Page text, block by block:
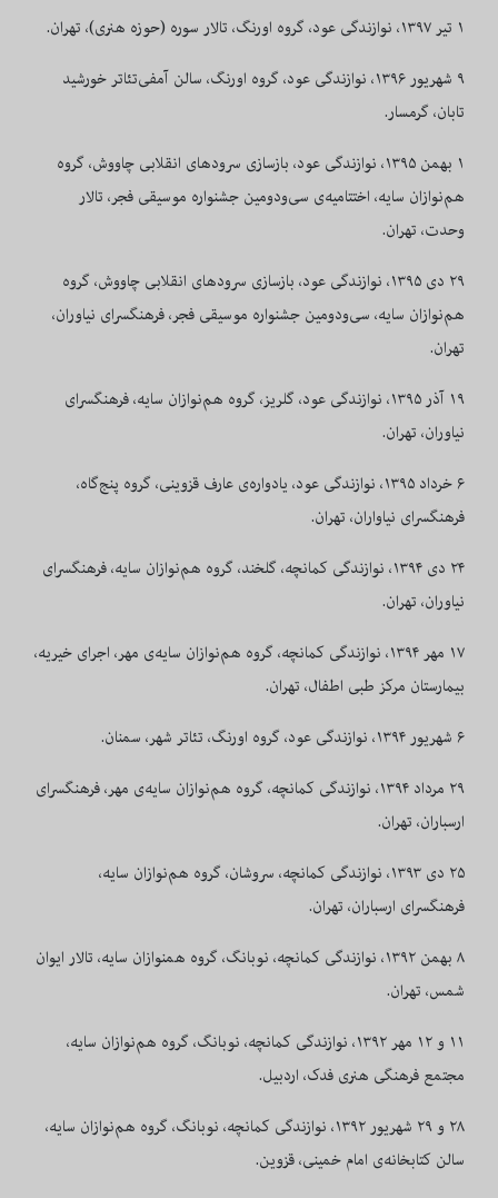
۱ تیر ۱۳۹۷، نوازندگی عود، گروه اورنگ، تالار سوره (حوزه هنری)، تهران.
۹ شهریور ۱۳۹۶، نوازندگی عود، گروه اورنگ، سالن آمفی‌تئاتر خورشید
تابان، گرمسار.
۱ بهمن ۱۳۹۵، نوازندگی عود، بازسازی سرودهای انقلابی چاووش، گروه
هم‌نوازان سایه، اختتامیه‌ی سی‌و‌دومین جشنواره موسیقی فجر، تالار
وحدت، تهران.
۲۹ دی ۱۳۹۵، نوازندگی عود، بازسازی سرودهای انقلابی چاووش، گروه
هم‌نوازان سایه، سی‌و‌دومین جشنواره موسیقی فجر، فرهنگسرای نیاوران،
تهران.
۱۹ آذر۱۳۹۵، نوازندگی عود، گلریز، گروه هم‌نوازان سایه، فرهنگسرای
نیاوران، تهران.
۶ خرداد ۱۳۹۵،
نوازندگی عود، یادواره‌ی عارف قزوینی، گروه پنج‌گاه،
فرهنگسرای نیاواران، تهران.
۲۴ دی ۱۳۹۴، نوازندگی کمانچه، گلخند، گروه هم‌نوازان سایه، فرهنگسرای
نیاوران، تهران.
۱۷ مهر۱۳۹۴، نوازندگی کمانچه، گروه هم‌نوازان سایه‌ی مهر، اجرای خیریه،
بیمارستان مرکز طبی اطفال، تهران.
۶ شهریور ۱۳۹۴، نوازندگی عود، گروه اورنگ، تئاتر شهر، سمنان.
۲۹ مرداد ۱۳۹۴،
نوازندگی کمانچه، گروه هم‌نوازان سایه‌ی مهر، فرهنگسرای
ارسباران، تهران.
۲۵ دی ۱۳۹۳،
نوازندگی کمانچه، سروشان، گروه هم‌نوازان سایه،
فرهنگسرای ارسباران، تهران.
۸ بهمن ۱۳۹۲، نوازندگی کمانچه، نوبانگ، گروه همنوازان سایه، تالار ایوان
شمس، تهران.
۱۱ و۱۲ مهر۱۳۹۲، نوازندگی کمانچه، نوبانگ، گروه هم‌نوازان سایه،
مجتمع فرهنگی هنری فدک، اردبیل.
۲۸ و ۲۹ شهریور۱۳۹۲، نوازندگی کمانچه، نوبانگ، گروه هم‌نوازان سایه،
سالن کتابخانه‌ی امام خمینی، قزوین.